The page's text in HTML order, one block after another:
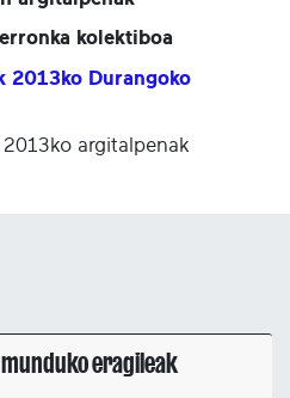
kolektiboa
2013ko Durangoko
argitalpenak
eragileak